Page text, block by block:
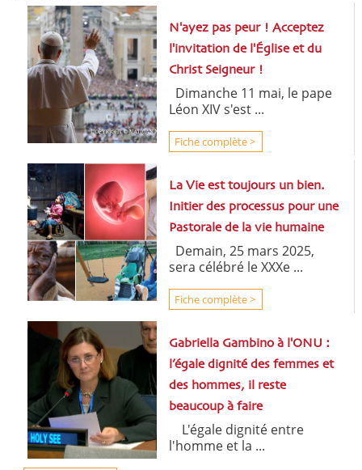
N'ayez pas peur ! Acceptez
l'invitation de l'Église et du
Christ Seigneur !
Dimanche 11 mai, le pape
Léon XIV s'est ...
Fiche complète >
La Vie est toujours un bien.
Initier des processus pour une
Pastorale de la vie humaine
Demain, 25 mars 2025,
sera célébré le XXXe ...
Fiche complète >
Gabriella Gambino à l'ONU :
l’égale dignité des femmes et
des hommes, il reste
beaucoup à faire
L'égale dignité entre
l'homme et la ...